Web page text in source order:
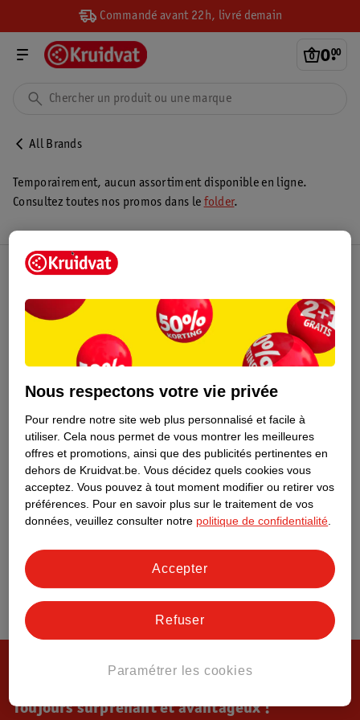
Commandé avant 22h, livré demain
0.
00
All Brands
Temporairement, aucun assortiment disponible en ligne.
Consultez toutes nos promos dans le folder.
Toujours surprenant et avantageux !
Nous respectons votre vie privée
Pour rendre notre site web plus personnalisé et facile à
utiliser. Cela nous permet de vous montrer les meilleures
offres et promotions, ainsi que des publicités pertinentes en
dehors de Kruidvat.be. Vous décidez quels cookies vous
acceptez. Vous pouvez à tout moment modifier ou retirer vos
préférences. Pour en savoir plus sur le traitement de vos
données, veuillez consulter notre politique de confidentialité
Paramétrer les cookies
Refuser
Accepter